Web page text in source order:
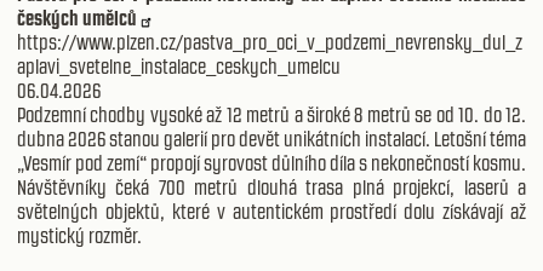
českých umělců
https://www.plzen.cz/pastva_pro_oci_v_podzemi_nevrensky_dul_z
aplavi_svetelne_instalace_ceskych_umelcu
06.04.2026
Podzemní chodby vysoké až 12 metrů a široké 8 metrů se od 10. do 12.
dubna 2026 stanou galerií pro devět unikátních instalací. Letošní téma
„Vesmír pod zemí“ propojí syrovost důlního díla s nekonečností kosmu.
Návštěvníky čeká 700 metrů dlouhá trasa plná projekcí, laserů a
světelných objektů, které v autentickém prostředí dolu získávají až
mystický rozměr.